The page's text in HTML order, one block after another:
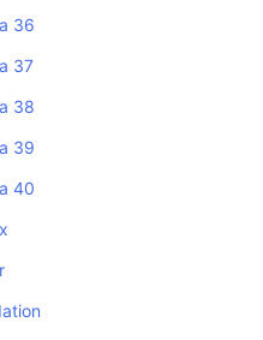
36
37
38
39
40